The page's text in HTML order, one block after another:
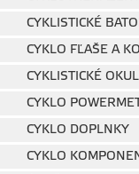
CYKLISTICKÉ
CYKLO FĽAŠE A
CYKLISTICKÉ
CYKLO
CYKLO DOPLNKY
CYKLO